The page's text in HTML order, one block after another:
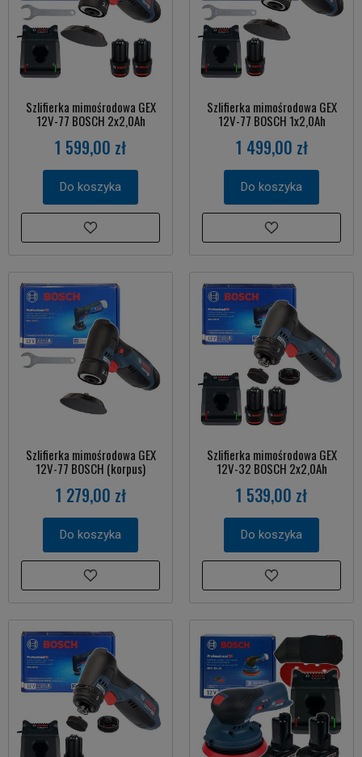
Szlifierka mimośrodowa GEX
12V-77 BOSCH 2x2,0Ah
1 599,00 zł
Do koszyka
Szlifierka mimośrodowa GEX
12V-77 BOSCH 1x2,0Ah
1 499,00 zł
Do koszyka
Szlifierka mimośrodowa GEX
12V-77 BOSCH (korpus)
1 279,00 zł
Do koszyka
Szlifierka mimośrodowa GEX
12V-32 BOSCH 2x2,0Ah
1 539,00 zł
Do koszyka